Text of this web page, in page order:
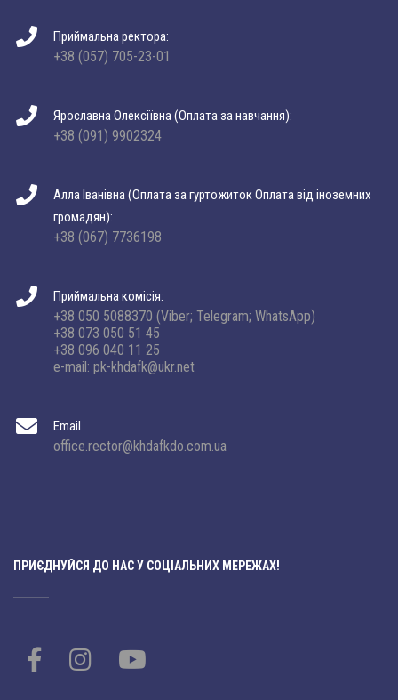
Приймальна ректора:
+38 (057) 705-23-01
Ярославна Олексіївна (Оплата за навчання):
+38 (091) 9902324
Алла Іванівна (Оплата за гуртожиток Оплата від іноземних
громадян):
+38 (067) 7736198
Приймальна комісія:
+38 050 5088370 (Viber; Telegram; WhatsApp)
+38 073 050 51 45
+38 096 040 11 25
e-mail: pk-khdafk@ukr.net
Email
office.rector@khdafkdo.com.ua
ПРИЄДНУЙСЯ ДО НАС У СОЦІАЛЬНИХ МЕРЕЖАХ!